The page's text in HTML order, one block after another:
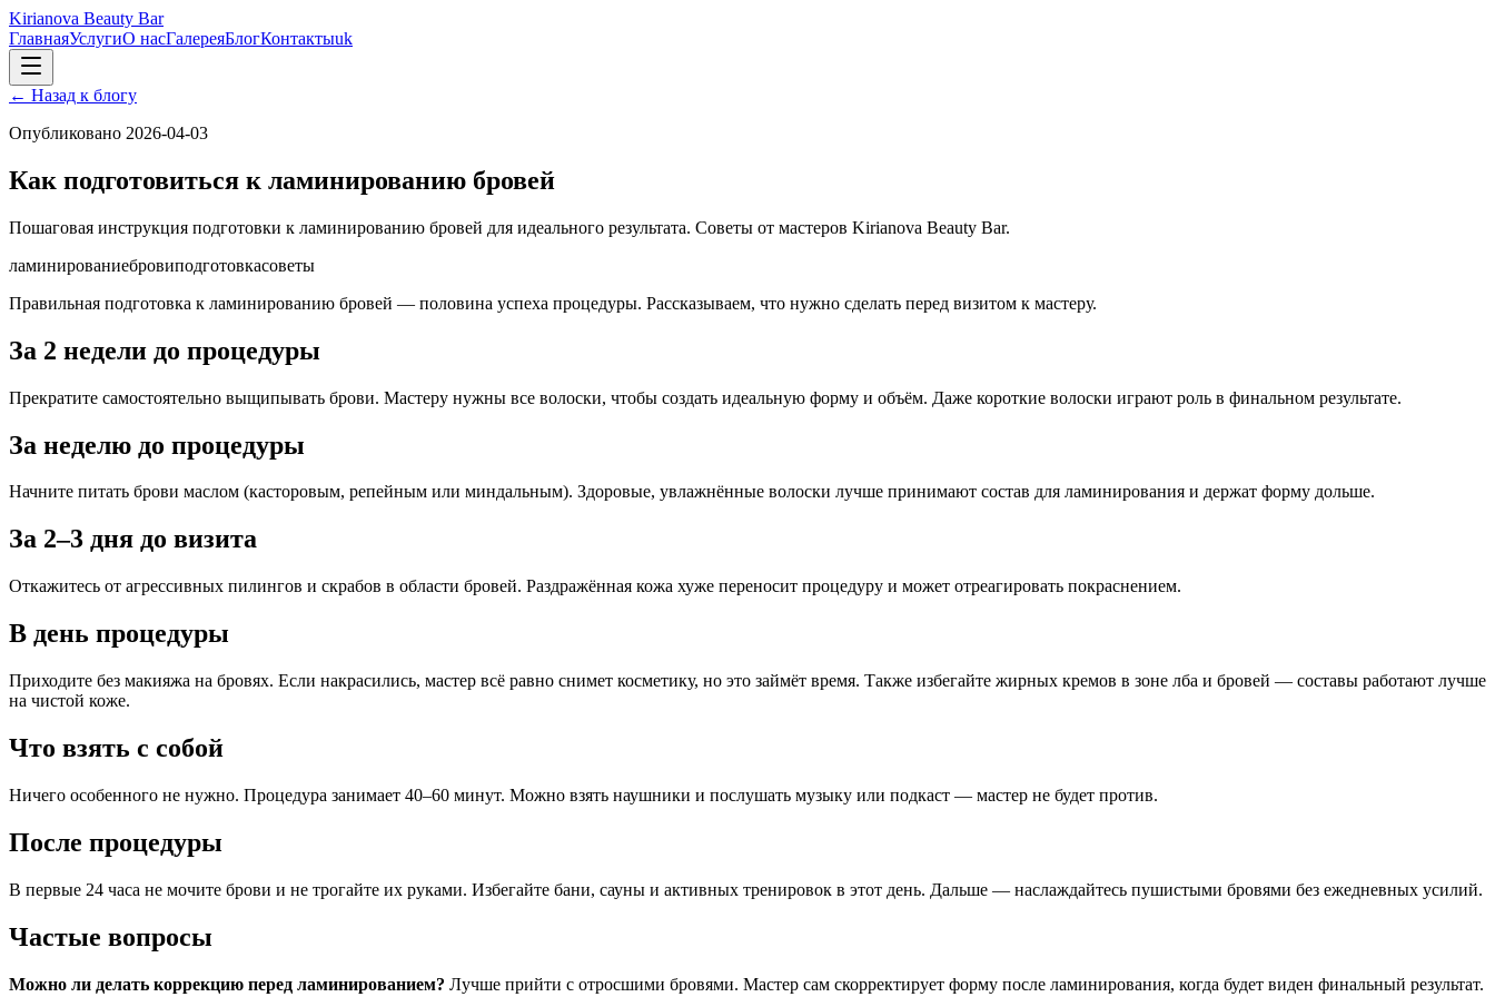
Kirianova Beauty Bar
ГлавнаяУслугиО насГалереяБлогКонтактыuk
← Назад к блогу
Опубликовано 2026-04-03
Как подготовиться к ламинированию бровей
Пошаговая инструкция подготовки к ламинированию бровей для идеального результата. Советы от мастеров Kirianova Beauty Bar.
ламинированиебровиподготовкасоветы
Правильная подготовка к ламинированию бровей — половина успеха процедуры. Рассказываем, что нужно сделать перед визитом к мастеру.
За 2 недели до процедуры
Прекратите самостоятельно выщипывать брови. Мастеру нужны все волоски, чтобы создать идеальную форму и объём. Даже короткие волоски играют роль в финальном результате.
За неделю до процедуры
Начните питать брови маслом (касторовым, репейным или миндальным). Здоровые, увлажнённые волоски лучше принимают состав для ламинирования и держат форму дольше.
За 2–3 дня до визита
Откажитесь от агрессивных пилингов и скрабов в области бровей. Раздражённая кожа хуже переносит процедуру и может отреагировать покраснением.
В день процедуры
Приходите без макияжа на бровях. Если накрасились, мастер всё равно снимет косметику, но это займёт время. Также избегайте жирных кремов в зоне лба и бровей — составы работают лучше
на чистой коже.
Что взять с собой
Ничего особенного не нужно. Процедура занимает 40–60 минут. Можно взять наушники и послушать музыку или подкаст — мастер не будет против.
После процедуры
В первые 24 часа не мочите брови и не трогайте их руками. Избегайте бани, сауны и активных тренировок в этот день. Дальше — наслаждайтесь пушистыми бровями без ежедневных усилий.
Частые вопросы
Можно ли делать коррекцию перед ламинированием? Лучше прийти с отросшими бровями. Мастер сам скорректирует форму после ламинирования, когда будет виден финальный результат.